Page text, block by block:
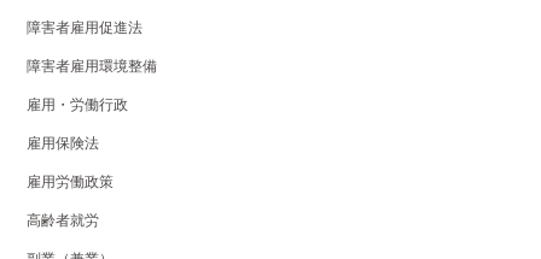
障害者雇用促進法
障害者雇用環境整備
雇用・労働行政
雇用保険法
雇用労働政策
高齢者就労